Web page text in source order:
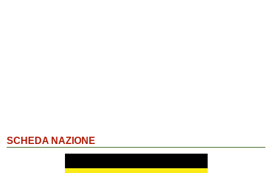
SCHEDA NAZIONE